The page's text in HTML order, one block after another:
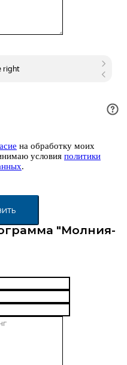
на обработку моих
условия политики
.
"Молния-